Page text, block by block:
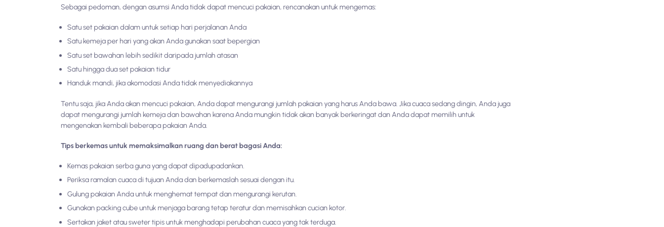
Sebagai pedoman, dengan asumsi Anda tidak dapat mencuci pakaian, rencanakan untuk mengemas:
Satu set pakaian dalam untuk setiap hari perjalanan Anda
Satu kemeja per hari yang akan Anda gunakan saat bepergian
Satu set bawahan lebih sedikit daripada jumlah atasan
Satu hingga dua set pakaian tidur
Handuk mandi, jika akomodasi Anda tidak menyediakannya
Tentu saja, jika Anda akan mencuci pakaian, Anda dapat mengurangi jumlah pakaian yang harus Anda bawa. Jika cuaca sedang dingin, Anda juga
dapat mengurangi jumlah kemeja dan bawahan karena Anda mungkin tidak akan banyak berkeringat dan Anda dapat memilih untuk
mengenakan kembali beberapa pakaian Anda.
Tips berkemas untuk memaksimalkan ruang dan berat bagasi Anda:
Kemas pakaian serba guna yang dapat dipadupadankan.
Periksa ramalan cuaca di tujuan Anda dan berkemaslah sesuai dengan itu.
Gulung pakaian Anda untuk menghemat tempat dan mengurangi kerutan.
Gunakan packing cube untuk menjaga barang tetap teratur dan memisahkan cucian kotor.
Sertakan jaket atau sweter tipis untuk menghadapi perubahan cuaca yang tak terduga.